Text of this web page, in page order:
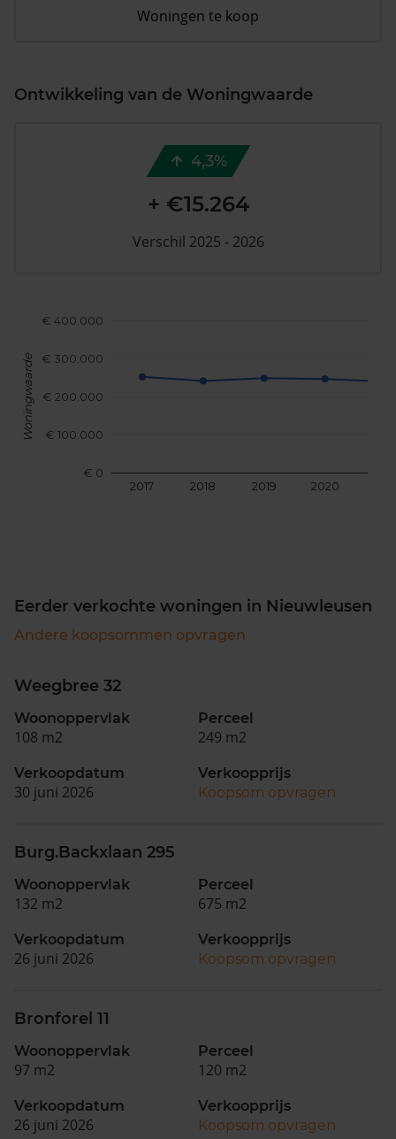
Woningen te koop
Ontwikkeling van de Woningwaarde
2017 2018 2019 2020
€ 0
€ 100.000
€ 200.000
€ 300.000
€ 400.000
Woningwaarde
4,3%
+ €15.264
Verschil 2025 - 2026
Eerder verkochte woningen in Nieuwleusen
Andere koopsommen opvragen
Weegbree 32
Woonoppervlak
108 m2
Perceel
249 m2
Verkoopdatum
30 juni 2026
Verkoopprijs
Koopsom opvragen
Burg.Backxlaan 295
Woonoppervlak
132 m2
Perceel
675 m2
Verkoopdatum
26 juni 2026
Verkoopprijs
Koopsom opvragen
Bronforel 11
Woonoppervlak
97 m2
Perceel
120 m2
Verkoopdatum
26 juni 2026
Verkoopprijs
Koopsom opvragen